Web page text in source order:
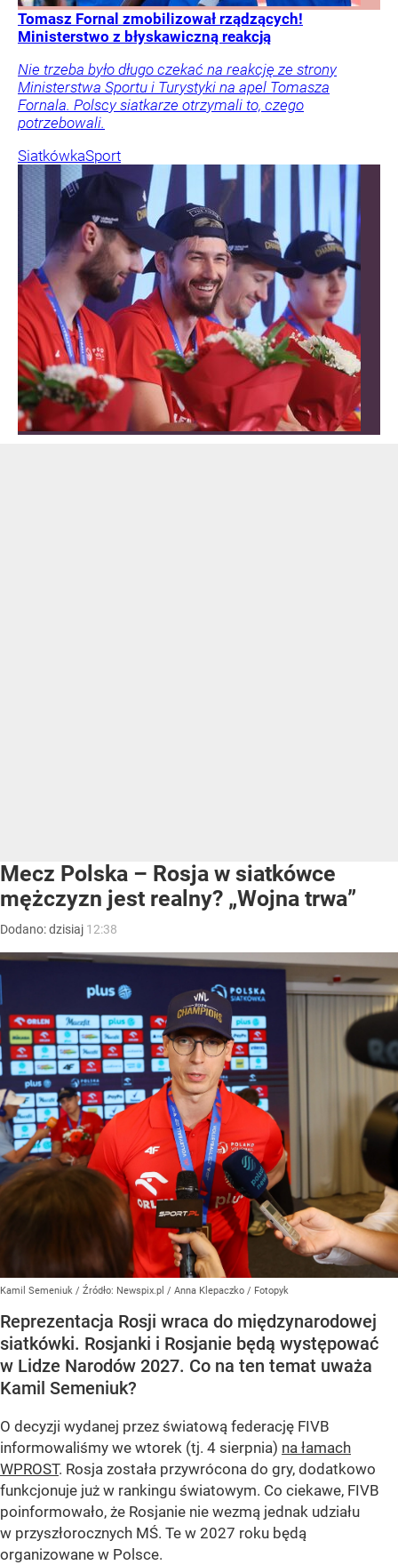
Tomasz Fornal zmobilizował rządzących!
Ministerstwo z błyskawiczną reakcją
Nie trzeba było długo czekać na reakcję ze strony
Ministerstwa Sportu i Turystyki na apel Tomasza
Fornala. Polscy siatkarze otrzymali to, czego
potrzebowali.
SiatkówkaSport
Mecz Polska – Rosja w siatkówce
mężczyzn jest realny? „Wojna trwa”
Dodano:dzisiaj 12:38
Kamil Semeniuk / Źródło: Newspix.pl / Anna Klepaczko / Fotopyk
Reprezentacja Rosji wraca do międzynarodowej
siatkówki. Rosjanki i Rosjanie będą występować
w Lidze Narodów 2027. Co na ten temat uważa
Kamil Semeniuk?
O decyzji wydanej przez światową federację FIVB
informowaliśmy we wtorek (tj. 4 sierpnia) na łamach
WPROST. Rosja została przywrócona do gry, dodatkowo
funkcjonuje już w rankingu światowym. Co ciekawe, FIVB
poinformowało, że Rosjanie nie wezmą jednak udziału
w przyszłorocznych MŚ. Te w 2027 roku będą
organizowane w Polsce.